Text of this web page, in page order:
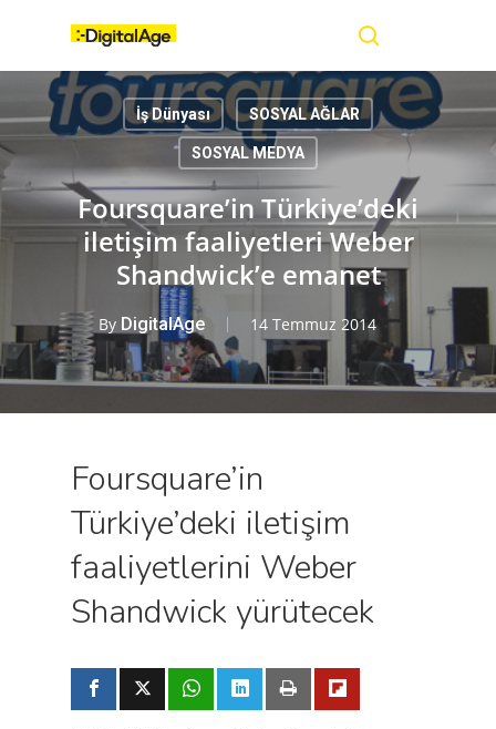
content
İş Dünyası SOSYAL AĞLAR
SOSYAL MEDYA
Foursquare’in Türkiye’deki
iletişim faaliyetleri Weber
Shandwick’e emanet
By DigitalAge 14 Temmuz 2014
Foursquare’in
Türkiye’deki iletişim
faaliyetlerini Weber
Shandwick yürütecek